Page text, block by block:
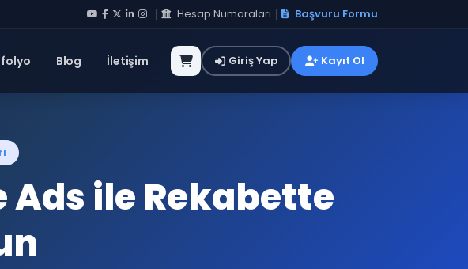
Hesap Numaraları Başvuru Formu
Blog İletişim Giriş Yap Kayıt Ol
Ads ile Rekabette